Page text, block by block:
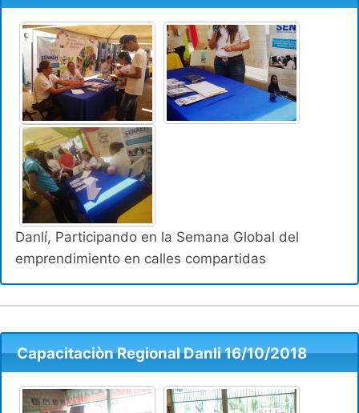
Danlí, Participando en la Semana Global del
emprendimiento en calles compartidas
Capacitaciòn Regional Danli 16/10/2018